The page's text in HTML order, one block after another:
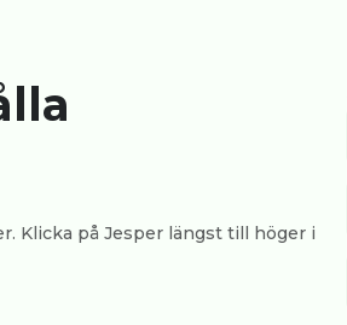
Klicka på Jesper längst till höger i